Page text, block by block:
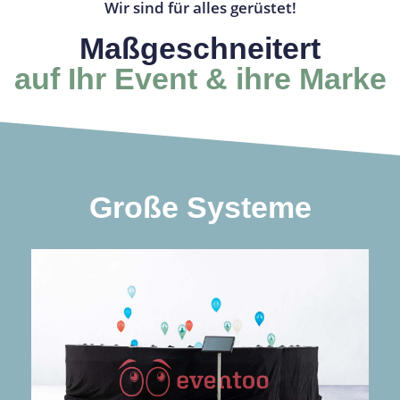
Wir sind für alles gerüstet!
Maßgeschneitert
auf Ihr Event & ihre Marke
Große Systeme
freezzFrame 20
Der Matrix-Effekt in großem Stil
mehr Infos